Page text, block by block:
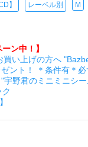
】 レーベル別 M
ン中！】
買い上げの方へ
ント！ ＊条件有＊必
宇野君のミニミニシー
ク